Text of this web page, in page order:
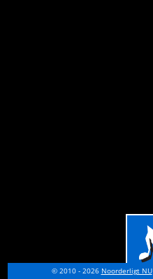
© 2010 - 2026 Noorderligt NU